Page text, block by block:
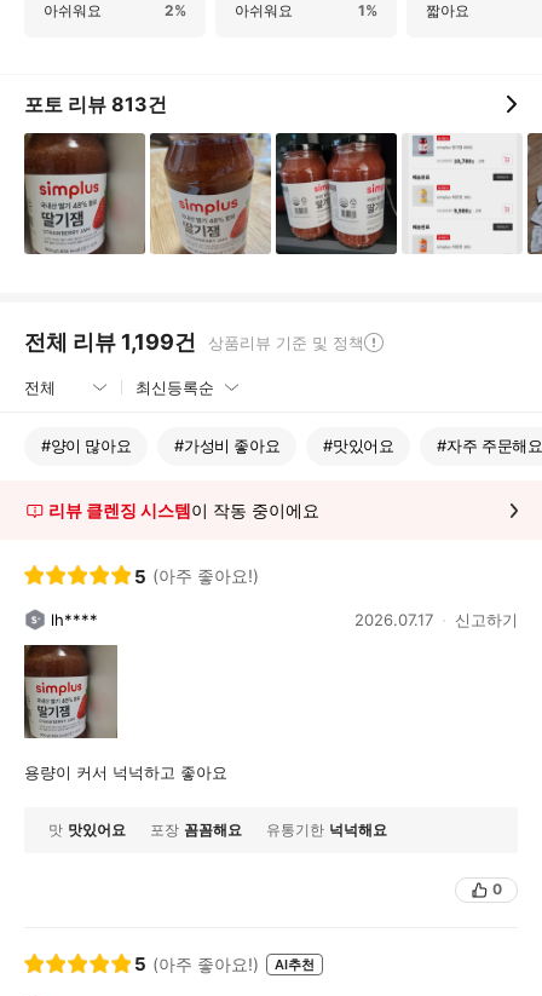
아쉬워요
2%
아쉬워요
1%
짧아요
포토 리뷰 813건
전체 리뷰 1,199건 상품리뷰 기준 및 정책
#양이 많아요 #가성비 좋아요 #맛있어요 #자주 주문해요
리뷰 클렌징 시스템이 작동 중이에요
5 (아주 좋아요!)
lh**** 2026.07.17 신고하기
용량이 커서 넉넉하고 좋아요
맛 맛있어요 포장 꼼꼼해요 유통기한 넉넉해요
0
5 (아주 좋아요!) AI추천